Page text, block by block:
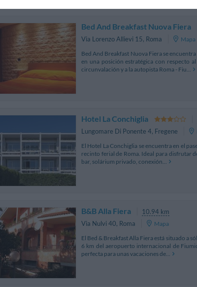
Bed And Breakfast Nuova Fiera
Via Lorenzo Allievi 15, Roma
Mapa
Bed And Breakfast Nuova Fiera se
en una posición estratégica con respecto
circunvalación y a la autopista Roma - Fiu...
Hotel La Conchiglia
Lungomare Di Ponente 4, Fregene
El Hotel La Conchiglia se encuentra en el
recinto ferial de Roma. Ideal para disfrutar
bar, solárium privado, conexión...
B&B Alla Fiera
10.94 km
Via Nulvi 40, Roma
Mapa
El Bed & Breakfast Alla Fiera está situado a
6 km del aeropuerto internacional de
perfecta para unas vacaciones de...